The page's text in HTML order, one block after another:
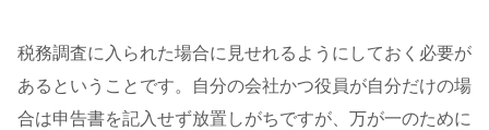
税務調査に入られた場合に見せれるようにしておく必要が
あるということです。自分の会社かつ役員が自分だけの場
合は申告書を記入せず放置しがちですが、万が一のために